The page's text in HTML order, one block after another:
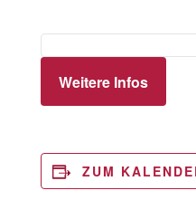
Weitere Infos
ZUM